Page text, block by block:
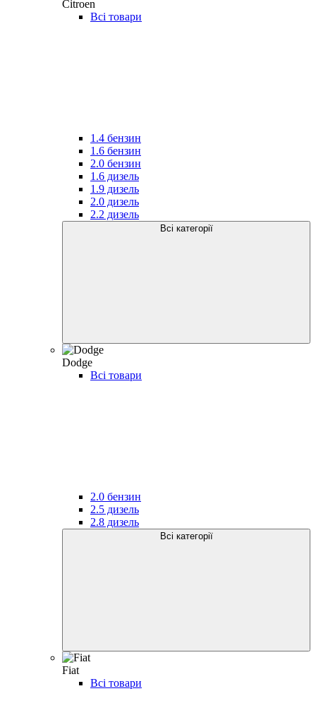
Citroen
Всі товари
1.4 бензин
1.6 бензин
2.0 бензин
1.6 дизель
1.9 дизель
2.0 дизель
2.2 дизель
Всі категорії
Dodge
Всі товари
2.0 бензин
2.5 дизель
2.8 дизель
Всі категорії
Fiat
Всі товари